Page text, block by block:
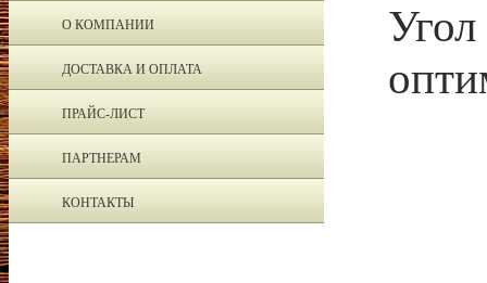
О КОМПАНИИ
ДОСТАВКА И ОПЛАТА
ПРАЙС-ЛИСТ
ПАРТНЕРАМ
КОНТАКТЫ